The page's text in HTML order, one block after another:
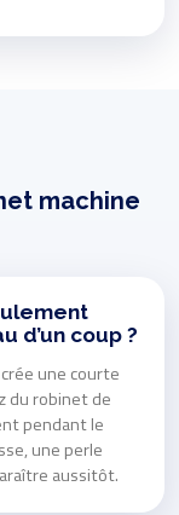
machine
d’un coup ?
une courte
du robinet de
pendant le
une perle
aussitôt.